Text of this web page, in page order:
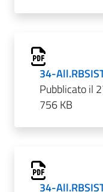
34-
Pubblicato il
756 KB
34-